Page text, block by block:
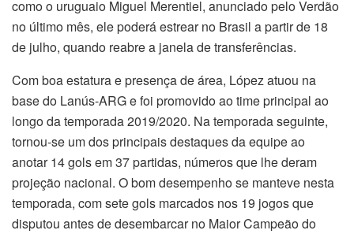
como o uruguaio Miguel Merentiel, anunciado pelo Verdão
no último mês, ele poderá estrear no Brasil a partir de 18
de julho, quando reabre a janela de transferências.
Com boa estatura e presença de área, López atuou na
base do Lanús-ARG e foi promovido ao time principal ao
longo da temporada 2019/2020. Na temporada seguinte,
tornou-se um dos principais destaques da equipe ao
anotar 14 gols em 37 partidas, números que lhe deram
projeção nacional. O bom desempenho se manteve nesta
temporada, com sete gols marcados nos 19 jogos que
disputou antes de desembarcar no Maior Campeão do